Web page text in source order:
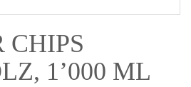
CHIPS
1’000 ML